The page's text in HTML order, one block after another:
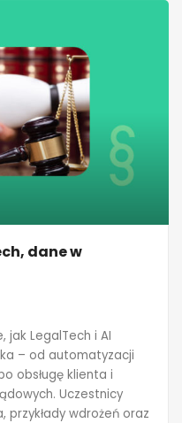
dane w
jak LegalTech i AI
– od automatyzacji
obsługę klienta i
Uczestnicy
przykłady wdrożeń oraz